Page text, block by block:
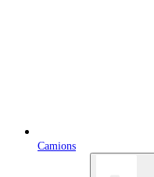
Camions